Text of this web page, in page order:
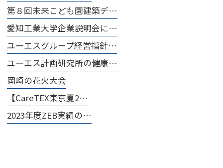
第８回未来こども園建築デ…
愛知工業大学企業説明会に…
ユーエスグループ経営指針…
ユーエス計画研究所の健康…
岡崎の花火大会
【CareTEX東京夏2…
2023年度ZEB実績の…